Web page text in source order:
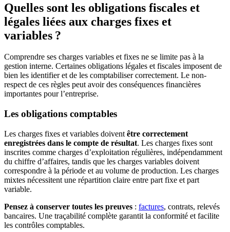
Quelles sont les obligations fiscales et
légales liées aux charges fixes et
variables ?
Comprendre ses charges variables et fixes ne se limite pas à la
gestion interne. Certaines obligations légales et fiscales imposent de
bien les identifier et de les comptabiliser correctement. Le non-
respect de ces règles peut avoir des conséquences financières
importantes pour l’entreprise.
Les obligations comptables
Les charges fixes et variables doivent être correctement
enregistrées dans le compte de résultat. Les charges fixes sont
inscrites comme charges d’exploitation régulières, indépendamment
du chiffre d’affaires, tandis que les charges variables doivent
correspondre à la période et au volume de production. Les charges
mixtes nécessitent une répartition claire entre part fixe et part
variable.
Pensez à conserver toutes les preuves : factures, contrats, relevés
bancaires. Une traçabilité complète garantit la conformité et facilite
les contrôles comptables.